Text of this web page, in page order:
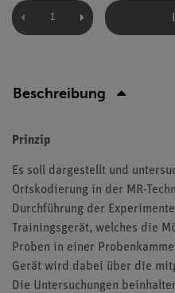
Beschreibung
Prinzip
Es soll dargestellt und
Ortskodierung in der MR-
Durchführung der
Trainingsgerät, welches die
Proben in einer
Gerät wird dabei über die
Die Untersuchungen